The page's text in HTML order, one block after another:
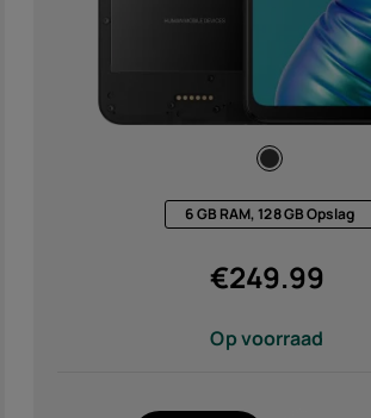
6 GB RAM, 128 GB Opslag
€249.99
Op voorraad